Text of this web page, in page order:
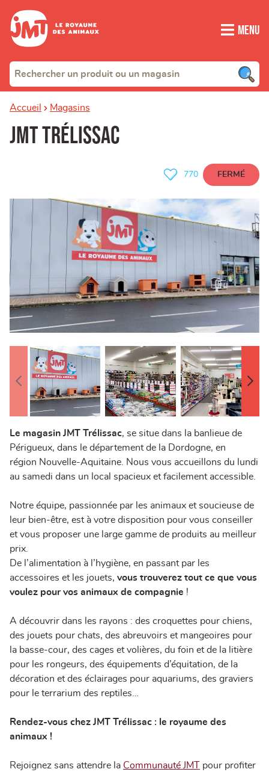
Menu
Accueil Magasins
JMT Trélissac
770 FERMÉ
Le magasin JMT Trélissac, se situe dans la banlieue de
Périgueux, dans le département de la Dordogne, en
région Nouvelle-Aquitaine. Nous vous accueillons du lundi
au samedi dans un local spacieux et facilement accessible.
Notre équipe, passionnée par les animaux et soucieuse de
leur bien-être, est à votre disposition pour vous conseiller
et vous proposer une large gamme de produits au meilleur
prix.
De l’alimentation à l’hygiène, en passant par les
accessoires et les jouets, vous trouverez tout ce que vous
voulez pour vos animaux de compagnie !
A découvrir dans les rayons : des croquettes pour chiens,
des jouets pour chats, des abreuvoirs et mangeoires pour
la basse-cour, des cages et volières, du foin et de la litière
pour les rongeurs, des équipements d’équitation, de la
décoration et des éclairages pour aquariums, des graviers
pour le terrarium des reptiles…
Rendez-vous chez JMT Trélissac : le royaume des
animaux !
Rejoignez sans attendre la Communauté JMT
pour profiter